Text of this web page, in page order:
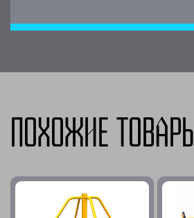
Похожие товары